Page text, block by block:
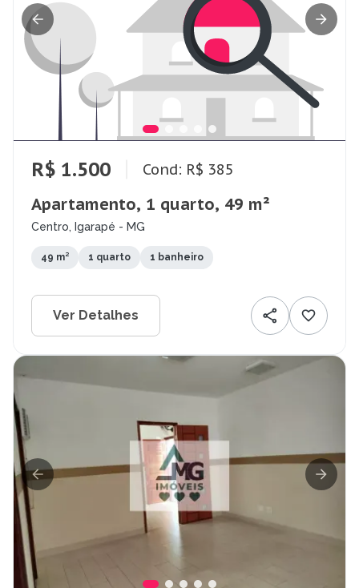
R$ 1.500 Cond: R$ 385
Apartamento, 1 quarto, 49 m²
Centro, Igarapé - MG
49 m² 1 quarto 1 banheiro
Ver Detalhes